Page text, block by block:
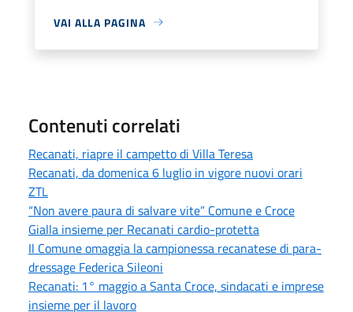
VAI ALLA PAGINA
Contenuti correlati
Recanati, riapre il campetto di Villa Teresa
Recanati, da domenica 6 luglio in vigore nuovi orari
ZTL
“Non avere paura di salvare vite” Comune e Croce
Gialla insieme per Recanati cardio-protetta
Il Comune omaggia la campionessa recanatese di para-
dressage Federica Sileoni
Recanati: 1° maggio a Santa Croce, sindacati e imprese
insieme per il lavoro